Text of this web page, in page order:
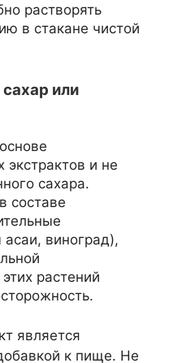
растворять
в стакане чистой
сахар или
экстрактов и не
сахара.
составе
виноград),
растений
является
к пище. Не